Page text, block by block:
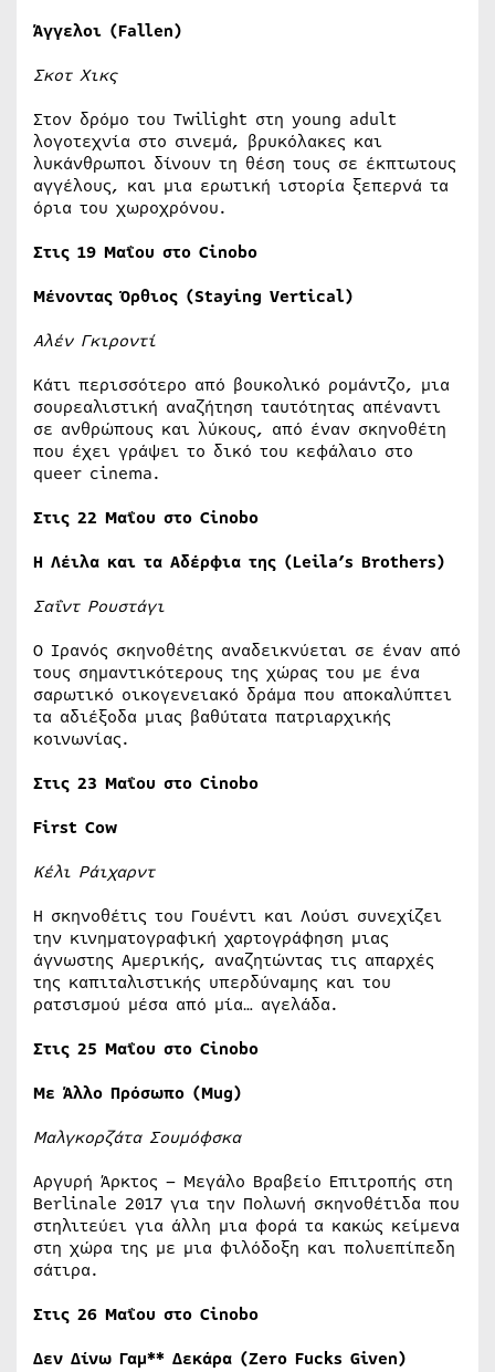
Άγγελοι (Fallen)
Σκοτ Χικς
Στον δρόμο του Twilight στη young adult
λογοτεχνία στο σινεμά, βρυκόλακες και
λυκάνθρωποι δίνουν τη θέση τους σε έκπτωτους
αγγέλους, και μια ερωτική ιστορία ξεπερνά τα
όρια του χωροχρόνου.
Στις 19 Μαΐου στο Cinobo
Μένοντας Όρθιος (Staying Vertical)
Αλέν Γκιροντί
Κάτι περισσότερο από βουκολικό ρομάντζο, μια
σουρεαλιστική αναζήτηση ταυτότητας απέναντι
σε ανθρώπους και λύκους, από έναν σκηνοθέτη
που έχει γράψει το δικό του κεφάλαιο στο
queer cinema.
Στις 22 Μαΐου στο Cinobo
Η Λέιλα και τα Αδέρφια της (Leila’s Brothers)
Σαΐντ Ρουστάγι
Ο Ιρανός σκηνοθέτης αναδεικνύεται σε έναν από
τους σημαντικότερους της χώρας του με ένα
σαρωτικό οικογενειακό δράμα που αποκαλύπτει
τα αδιέξοδα μιας βαθύτατα πατριαρχικής
κοινωνίας.
Στις 23 Μαΐου στο Cinobo
First Cow
Κέλι Ράιχαρντ
Η σκηνοθέτις του Γουέντι και Λούσι συνεχίζει
την κινηματογραφική χαρτογράφηση μιας
άγνωστης Αμερικής, αναζητώντας τις απαρχές
της καπιταλιστικής υπερδύναμης και του
ρατσισμού μέσα από μία… αγελάδα.
Στις 25 Μαΐου στο Cinobo
Με Άλλο Πρόσωπο (Mug)
Μαλγκορζάτα Σουμόφσκα
Αργυρή Άρκτος – Μεγάλο Βραβείο Επιτροπής στη
Berlinale 2017 για την Πολωνή σκηνοθέτιδα που
στηλιτεύει για άλλη μια φορά τα κακώς κείμενα
στη χώρα της με μια φιλόδοξη και πολυεπίπεδη
σάτιρα.
Στις 26 Μαΐου στο Cinobo
Δεν Δίνω Γαμ** Δεκάρα (Zero Fucks Given)